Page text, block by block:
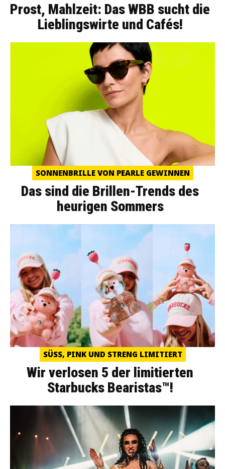
Prost, Mahlzeit: Das WBB sucht die
Lieblingswirte und Cafés!
SONNENBRILLE VON PEARLE GEWINNEN
Das sind die Brillen-Trends des
heurigen Sommers
SÜSS, PINK UND STRENG LIMITIERT
Wir verlosen 5 der limitierten
Starbucks Bearistas™!